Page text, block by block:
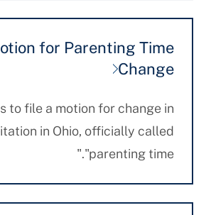
Motion for Parenting Time
Change
to file a motion for change in
visitation in Ohio, officially called
"parenting time."